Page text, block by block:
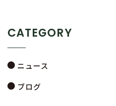
CATEGORY
ニュース
ブログ